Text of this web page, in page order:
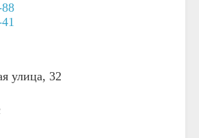
улица, 32